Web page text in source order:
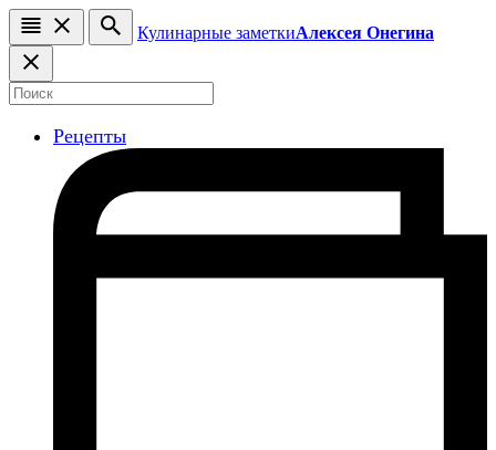
Кулинарные заметкиАлексея Онегина
Рецепты